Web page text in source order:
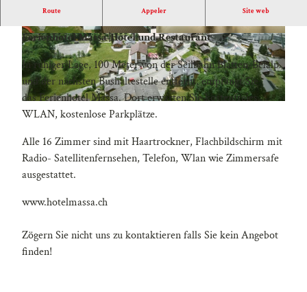
D
I
_
0
4
D
J
I
_
0
3
4
P
6
1
5
4
2
Route Appeler Site web
Ferienhotel Massa |Hotel und Restaurant
In ruhiger Lage, 100 Meter von der Seilbahn Blatten-Belalp
und der nächsten Bushaltestelle entfernt, empfängt Sie
das Ferienhotel Massa. Dort erwarten Sie kostenfreies
WLAN, kostenlose Parkplätze.
Alle 16 Zimmer sind mit Haartrockner, Flachbildschirm mit
Radio- Satellitenfernsehen, Telefon, Wlan wie Zimmersafe
ausgestattet.
www.hotelmassa.ch
Zögern Sie nicht uns zu kontaktieren falls Sie kein Angebot
finden!